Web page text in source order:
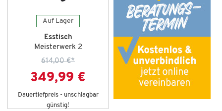
Auf Lager
Esstisch
Meisterwerk 2
614,00 €*
349,99 €
Dauertiefpreis - unschlagbar
günstig!